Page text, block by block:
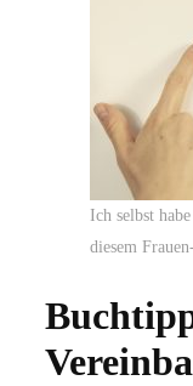
Ich selbst
diesem